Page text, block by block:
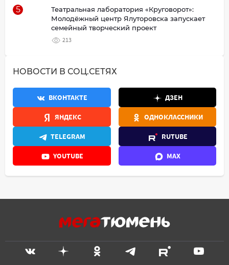
5
Театральная лаборатория «Круговорот»:
Молодёжный центр Ялуторовска запускает
семейный творческий проект
213
НОВОСТИ В СОЦ.СЕТЯХ
ВКОНТАКТЕ ДЗЕН
ЯНДЕКС ОДНОКЛАССНИКИ
TELEGRAM RUTUBE
YOUTUBE MAX